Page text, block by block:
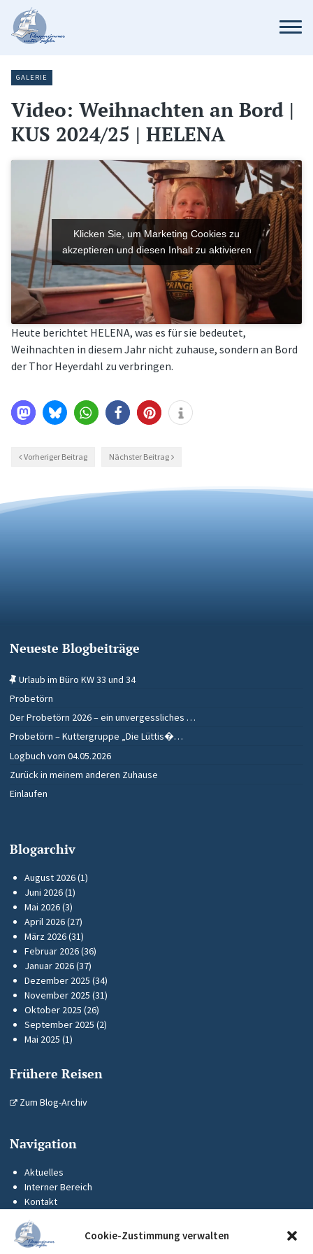
Cookie-Zustimmung verwalten
GALERIE
Video: Weihnachten an Bord |
KUS 2024/25 | HELENA
Klicken Sie, um Marketing Cookies zu
akzeptieren und diesen Inhalt zu aktivieren
Heute berichtet HELENA, was es für sie bedeutet,
Weihnachten in diesem Jahr nicht zuhause, sondern an Bord
der Thor Heyerdahl zu verbringen.
Vorheriger Beitrag Nächster Beitrag
Neueste Blogbeiträge
Urlaub im Büro KW 33 und 34
Probetörn
Der Probetörn 2026 – ein unvergessliches …
Probetörn – Kuttergruppe „Die Lüttis�…
Logbuch vom 04.05.2026
Zurück in meinem anderen Zuhause
Einlaufen
Blogarchiv
August 2026(1)
Juni 2026(1)
Mai 2026(3)
April 2026(27)
März 2026(31)
Februar 2026(36)
Januar 2026(37)
Dezember 2025 (34)
November 2025 (31)
Oktober 2025 (26)
September 2025 (2)
Mai 2025 (1)
Frühere Reisen
Zum Blog-Archiv
Navigation
Aktuelles
Interner Bereich
Kontakt
Impressum
Datenschutz